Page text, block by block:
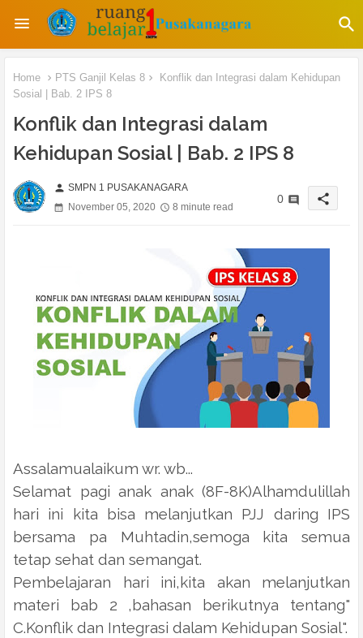
Home PTS Ganjil Kelas 8
Konflik dan Integrasi dalam Kehidupan
Sosial | Bab. 2 IPS 8
Konflik dan Integrasi dalam
Kehidupan Sosial | Bab. 2 IPS 8
person SMPN 1 PUSAKANAGARA
November 05, 2020
8 minute read
0 share
Assalamualaikum wr. wb...
Selamat pagi anak anak (8F-8K)Alhamdulillah
hari ini kita bisa melanjutkan PJJ daring IPS
bersama pa Muhtadin,semoga kita semua
tetap sehat dan semangat.
Pembelajaran hari ini,kita akan melanjutkan
materi bab 2 ,bahasan berikutnya tentang"
C.Konflik dan Integrasi dalam Kehidupan Sosial".